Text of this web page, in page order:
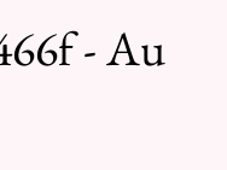
- Au